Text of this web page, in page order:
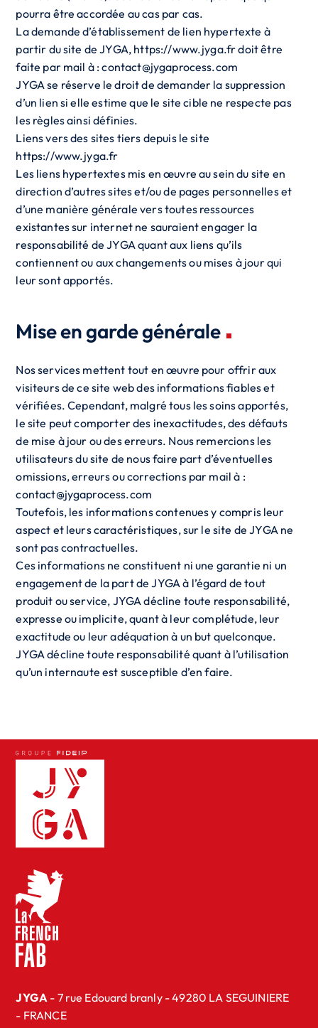
pourra être accordée au cas par cas.
La demande d’établissement de lien hypertexte à
partir du site de JYGA, https://www.jyga.fr doit être
faite par mail à : contact@jygaprocess.com
JYGA se réserve le droit de demander la suppression
d’un lien si elle estime que le site cible ne respecte pas
les règles ainsi définies.
Liens vers des sites tiers depuis le site
https://www.jyga.fr
Les liens hypertextes mis en œuvre au sein du site en
direction d’autres sites et/ou de pages personnelles et
d’une manière générale vers toutes ressources
existantes sur internet ne sauraient engager la
responsabilité de JYGA quant aux liens qu’ils
contiennent ou aux changements ou mises à jour qui
leur sont apportés.
Mise en garde générale
Nos services mettent tout en œuvre pour offrir aux
visiteurs de ce site web des informations fiables et
vérifiées. Cependant, malgré tous les soins apportés,
le site peut comporter des inexactitudes, des défauts
de mise à jour ou des erreurs. Nous remercions les
utilisateurs du site de nous faire part d’éventuelles
omissions, erreurs ou corrections par mail à :
contact@jygaprocess.com
Toutefois, les informations contenues y compris leur
aspect et leurs caractéristiques, sur le site de JYGA ne
sont pas contractuelles.
Ces informations ne constituent ni une garantie ni un
engagement de la part de JYGA à l’égard de tout
produit ou service, JYGA décline toute responsabilité,
expresse ou implicite, quant à leur complétude, leur
exactitude ou leur adéquation à un but quelconque.
JYGA décline toute responsabilité quant à l’utilisation
qu’un internaute est susceptible d’en faire.
JYGA - 7 rue Edouard branly - 49280 LA SEGUINIERE
- FRANCE